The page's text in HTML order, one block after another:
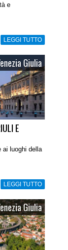
e
LEGGI TUTTO
Giulia
E
ai luoghi della
LEGGI TUTTO
Giulia